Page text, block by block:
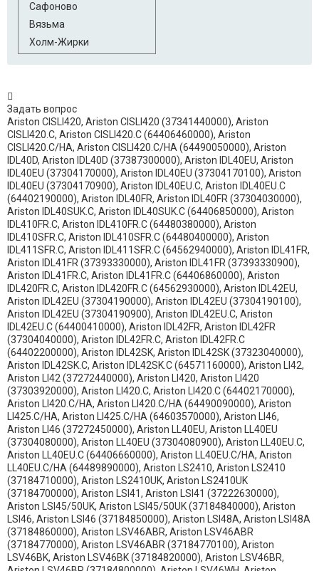
Сафоново
Вязьма
Холм-Жирки
Задать вопрос
Ariston CISLI420, Ariston CISLI420 (37341440000), Ariston
CISLI420.C, Ariston CISLI420.C (64406460000), Ariston
CISLI420.C/HA, Ariston CISLI420.C/HA (64490050000), Ariston
IDL40D, Ariston IDL40D (37387300000), Ariston IDL40EU, Ariston
IDL40EU (37304170000), Ariston IDL40EU (37304170100), Ariston
IDL40EU (37304170900), Ariston IDL40EU.C, Ariston IDL40EU.C
(64402190000), Ariston IDL40FR, Ariston IDL40FR (37304030000),
Ariston IDL40SUK.C, Ariston IDL40SUK.C (64406850000), Ariston
IDL410FR.C, Ariston IDL410FR.C (64480380000), Ariston
IDL410SFR.C, Ariston IDL410SFR.C (64480400000), Ariston
IDL411SFR.C, Ariston IDL411SFR.C (64562940000), Ariston IDL41FR,
Ariston IDL41FR (37393330000), Ariston IDL41FR (37393330900),
Ariston IDL41FR.C, Ariston IDL41FR.C (64406860000), Ariston
IDL420FR.C, Ariston IDL420FR.C (64562930000), Ariston IDL42EU,
Ariston IDL42EU (37304190000), Ariston IDL42EU (37304190100),
Ariston IDL42EU (37304190900), Ariston IDL42EU.C, Ariston
IDL42EU.C (64400410000), Ariston IDL42FR, Ariston IDL42FR
(37304040000), Ariston IDL42FR.C, Ariston IDL42FR.C
(64402200000), Ariston IDL42SK, Ariston IDL42SK (37323040000),
Ariston IDL42SK.C, Ariston IDL42SK.C (64571160000), Ariston LI42,
Ariston LI42 (37272440000), Ariston LI420, Ariston LI420
(37303920000), Ariston LI420.C, Ariston LI420.C (64402170000),
Ariston LI420.C/HA, Ariston LI420.C/HA (64490090000), Ariston
LI425.C/HA, Ariston LI425.C/HA (64603570000), Ariston LI46,
Ariston LI46 (37272450000), Ariston LL40EU, Ariston LL40EU
(37304080000), Ariston LL40EU (37304080900), Ariston LL40EU.C,
Ariston LL40EU.C (64406660000), Ariston LL40EU.C/HA, Ariston
LL40EU.C/HA (64489890000), Ariston LS2410, Ariston LS2410
(37184710000), Ariston LS2410UK, Ariston LS2410UK
(37184700000), Ariston LSI41, Ariston LSI41 (37222630000),
Ariston LSI45/50UK, Ariston LSI45/50UK (37184840000), Ariston
LSI46, Ariston LSI46 (37184850000), Ariston LSI48A, Ariston LSI48A
(37184860000), Ariston LSV46ABR, Ariston LSV46ABR
(37184770000), Ariston LSV46ABR (37184770100), Ariston
LSV46BK, Ariston LSV46BK (37184820000), Ariston LSV46BR,